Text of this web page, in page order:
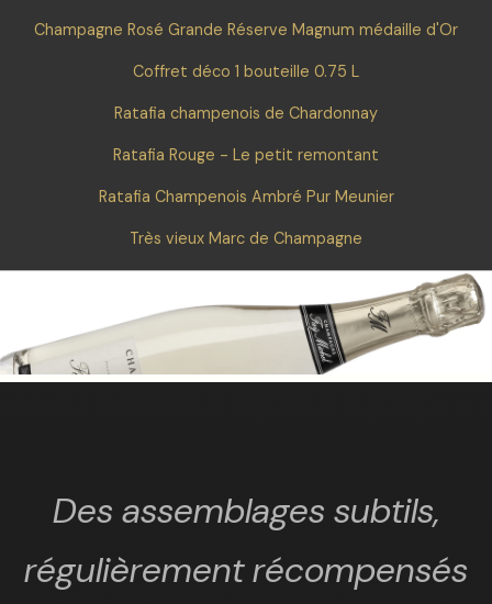
Champagne Rosé Grande Réserve Magnum médaille d'Or
Coffret déco 1 bouteille 0.75 L
Ratafia champenois de Chardonnay
Ratafia Rouge - Le petit remontant
Ratafia Champenois Ambré Pur Meunier
Très vieux Marc de Champagne
Des assemblages subtils,
régulièrement récompensés